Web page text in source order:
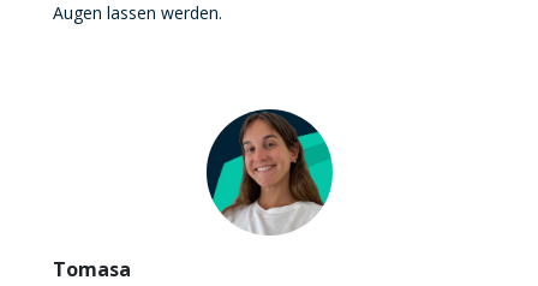
Augen lassen werden.
Tomasa